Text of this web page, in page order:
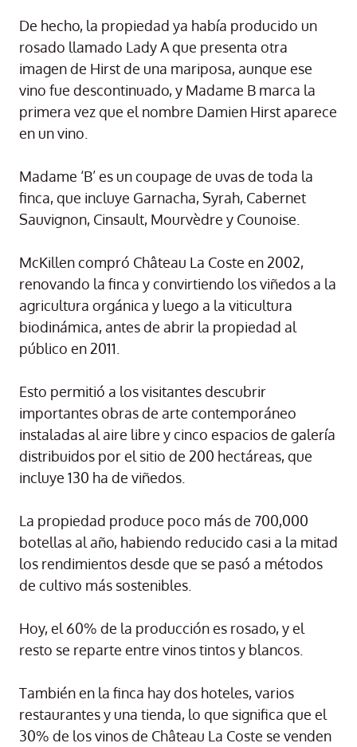
De hecho, la propiedad ya había producido un
rosado llamado Lady A que presenta otra
imagen de Hirst de una mariposa, aunque ese
vino fue descontinuado, y Madame B marca la
primera vez que el nombre Damien Hirst aparece
en un vino.
Madame ‘B’ es un coupage de uvas de toda la
finca, que incluye Garnacha, Syrah, Cabernet
Sauvignon, Cinsault, Mourvèdre y Counoise.
McKillen compró Château La Coste en 2002,
renovando la finca y convirtiendo los viñedos a la
agricultura orgánica y luego a la viticultura
biodinámica, antes de abrir la propiedad al
público en 2011.
Esto permitió a los visitantes descubrir
importantes obras de arte contemporáneo
instaladas al aire libre y cinco espacios de galería
distribuidos por el sitio de 200 hectáreas, que
incluye 130 ha de viñedos.
La propiedad produce poco más de 700,000
botellas al año, habiendo reducido casi a la mitad
los rendimientos desde que se pasó a métodos
de cultivo más sostenibles.
Hoy, el 60% de la producción es rosado, y el
resto se reparte entre vinos tintos y blancos.
También en la finca hay dos hoteles, varios
restaurantes y una tienda, lo que significa que el
30% de los vinos de Château La Coste se venden